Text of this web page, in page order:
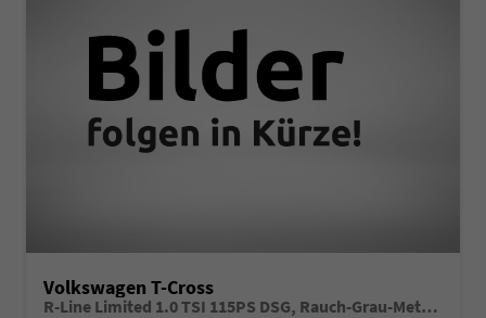
Volkswagen T-Cross
R-Line Limited 1.0 TSI 115PS DSG, Rauch-Grau-Metallic, 5 JAHRE GARANTIE, ANHÄNGERKUPPLUNG, CLIMATRONIC, SITZHEIZUNG, 18" Alu, MATRIX-LED, Adaptiver Tempomat ACC, Parksensoren, Rückfahrkamera, Keyless, Abgedunkelte Scheiben, Radio "Ready2Discover" + App-Connect